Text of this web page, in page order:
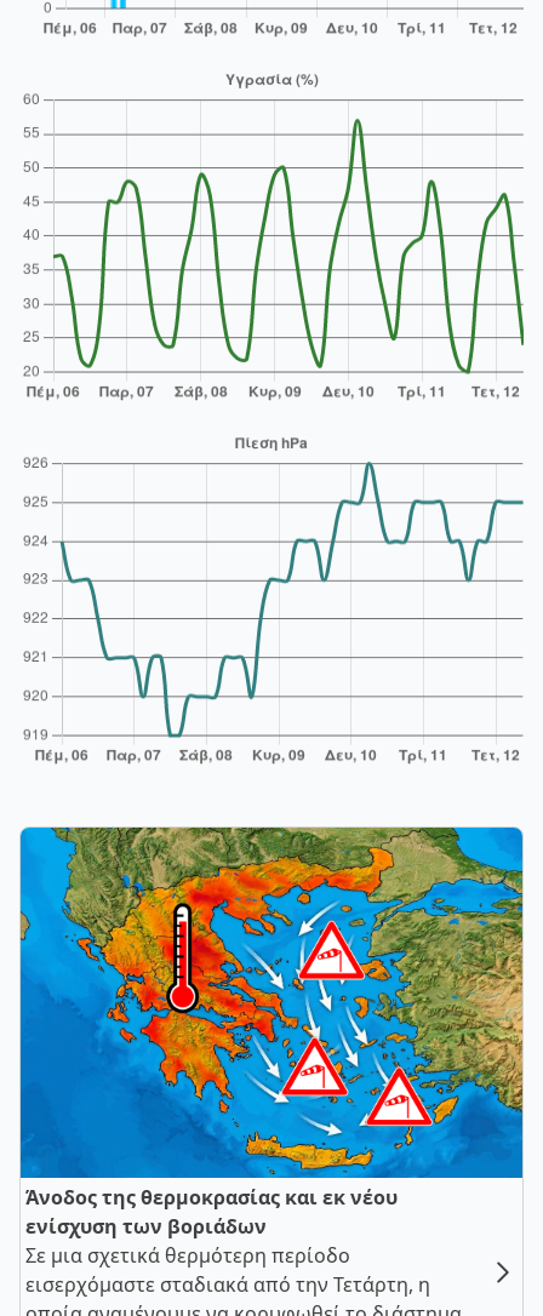
Άνοδος της θερμοκρασίας και εκ νέου
ενίσχυση των βοριάδων
Σε μια σχετικά θερμότερη περίοδο
εισερχόμαστε σταδιακά από την Τετάρτη, η